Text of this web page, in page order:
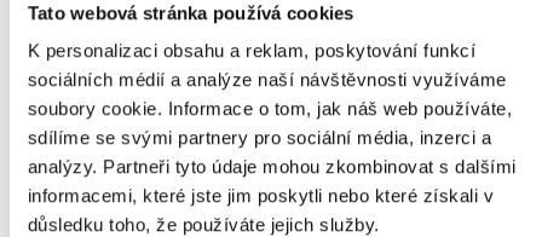
Tato webová stránka používá cookies
K personalizaci obsahu a reklam, poskytování funkcí
sociálních médií a analýze naší návštěvnosti využíváme
soubory cookie. Informace o tom, jak náš web používáte,
sdílíme se svými partnery pro sociální média, inzerci a
analýzy. Partneři tyto údaje mohou zkombinovat s dalšími
informacemi, které jste jim poskytli nebo které získali v
důsledku toho, že používáte jejich služby.
Aktivita a znalosti, to je paní Kateřina.
Skvělá průvodkyně, kterou můžeme
jen doporučit.
Zobrazit všechny ohlasy